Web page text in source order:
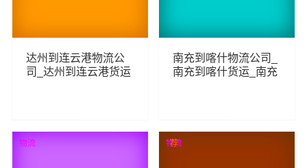
达州到连云港物流公
司_达州到连云港货运
185 查看详细
南充到喀什物流公司_
南充到喀什货运_南充
349 查看详细
物流 物流
荐